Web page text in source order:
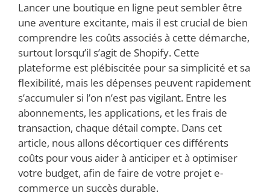
Lancer une boutique en ligne peut sembler être
une aventure excitante, mais il est crucial de bien
comprendre les coûts associés à cette démarche,
surtout lorsqu’il s’agit de Shopify. Cette
plateforme est plébiscitée pour sa simplicité et sa
flexibilité, mais les dépenses peuvent rapidement
s’accumuler si l’on n’est pas vigilant. Entre les
abonnements, les applications, et les frais de
transaction, chaque détail compte. Dans cet
article, nous allons décortiquer ces différents
coûts pour vous aider à anticiper et à optimiser
votre budget, afin de faire de votre projet e-
commerce un succès durable.